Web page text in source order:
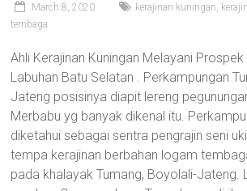
March 8, 2020 kerajinan kuningan,
tembaga
Ahli Kerajinan Kuningan Melayani
Labuhan Batu Selatan . Perkampungan
Jateng posisinya diapit lereng
Merbabu yg banyak dikenal itu.
diketahui sebagai sentra pengrajin seni
tempa kerajinan berbahan logam
pada khalayak Tumang, Boyolali-Jateng.